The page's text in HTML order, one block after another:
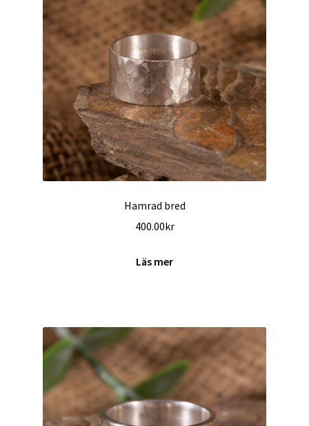
Hamrad bred
400.00kr
Läs mer